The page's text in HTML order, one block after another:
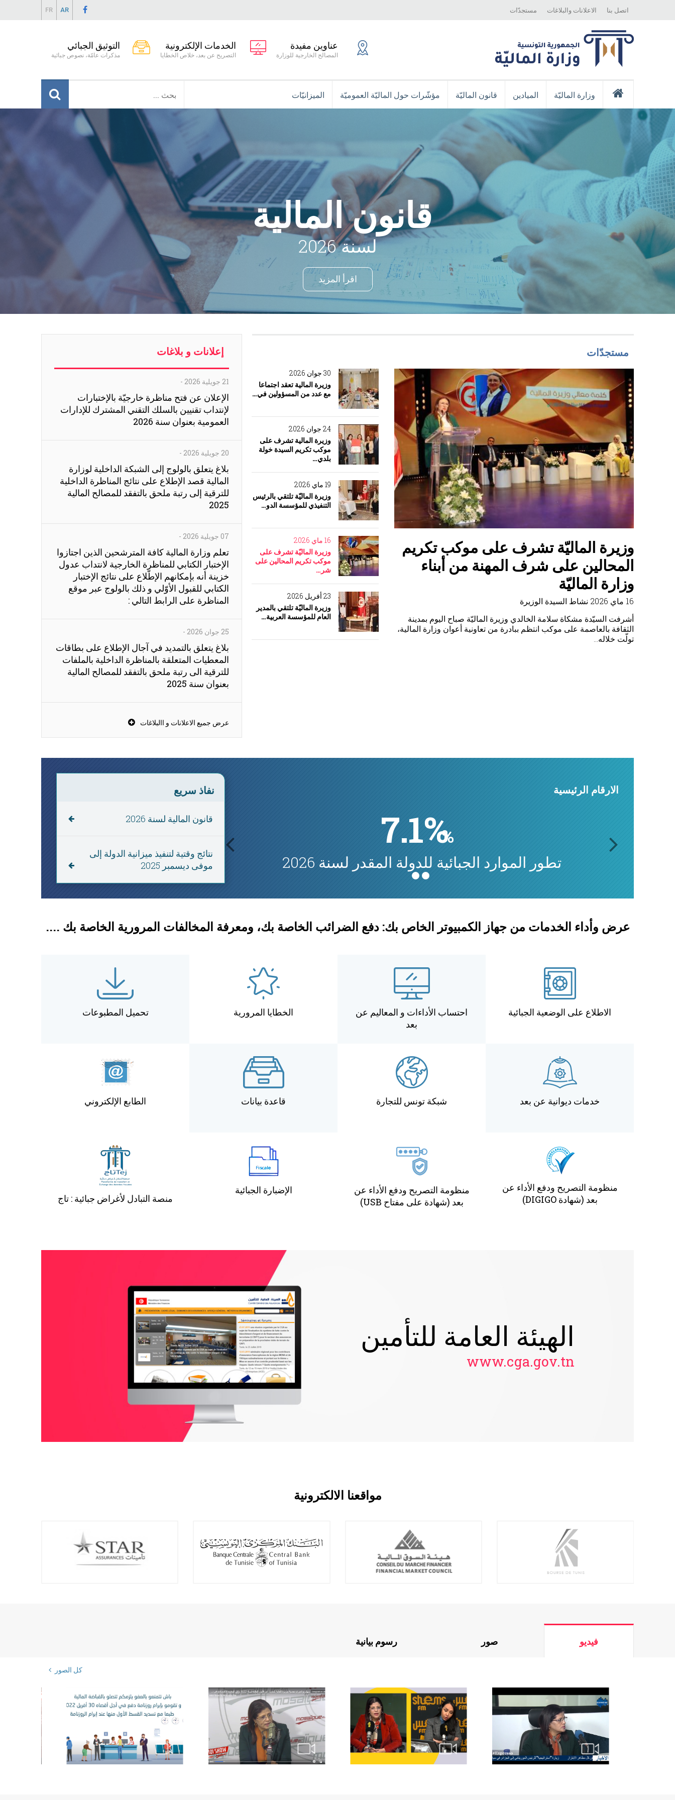
Menu
اتصل بنا الاعلانات والبلاغات مستجدّات FR AR
عناوين مفيدة
المصالح الخارجية للوزارة
الخدمات الإلكترونية
التصريح عن بعد، خلاص الخطايا
التوثيق الجبائي
مذكرات عامّة، نصوص جبائية
Principale
إستقبال
وزارة الماليّة الميادين قانون الماليّة مؤشّرات حول الماليّة العموميّة الميزانيّات
قانون المالية
لسنة 2026
اقرأ المزيد
إعلانات و بلاغات
21 جويلية 2026 -
الإعلان عن فتح مناظرة خارجيّة بالإختبارات
لإنتداب تقنيين بالسلك التقني المشترك للإدارات
العمومية بعنوان سنة 2026
20 جويلية 2026 -
بلاغ يتعلق بالولوج إلى الشبكة الداخلية لوزارة
المالية قصد الإطلاع على نتائج المناظرة الداخلية
للترقية إلى رتبة ملحق بالتفقد للمصالح المالية
2025
07 جويلية 2026 -
تعلم وزارة المالية كافة المترشحين الذين اجتازوا
الإختبار الكتابي للمناظرة الخارجية لانتداب عدول
خزينة أنه بإمكانهم الإطّلاع على نتائج الإختبار
الكتابي للقبول الأوّلي و ذلك بالولوج عبر موقع
المناظرة على الرابط التالي :
25 جوان 2026 -
بلاغ يتعلق بالتمديد في آجال الإطلاع على بطاقات
المعطيات المتعلقة بالمناظرة الداخلية بالملفات
للترقية الى رتبة ملحق بالتفقد للمصالح المالية
بعنوان سنة 2025
عرض جميع الاعلانات و االبلاغات
مستجدّات
30 جوان 2026
وزيرة المالية تعقد اجتماعا
مع عدد من المسؤولين في…
24 جوان 2026
وزيرة المالية تشرف على
موكب تكريم السيدة خولة
بلدي…
19 ماي 2026
وزيرة الماليّة تلتقي بالرئيس
التنفيذي للمؤسسة الدو…
16 ماي 2026
وزيرة الماليّة تشرف على
موكب تكريم المحالين على
شر…
23 أفريل 2026
وزيرة الماليّة تلتقي بالمدير
العام للمؤسسة العربية…
وزيرة الماليّة تلتقي بالمدير العام
للمؤسسة العربية لضمان الاستثمار
وائتمان الصادرات
23 أفريل 2026
نشاط السيدة الوزيرة
أفريل 2026 بمقرّ الوزارة بالسيّد راشد أحمد هارون المدير العام
"للمؤسّسة…
الارقام الرئيسية
79624
ميزانية الدولة المقدرة لسنة 2026
7.1%
%
تطور الموارد الجبائية للدولة المقدر لسنة 2026
نفاذ سريع
قانون المالية لسنة 2026
نتائج وقتية لتنفيذ ميزانية الدولة إلى
موفى ديسمبر 2025
عرض وأداء الخدمات من جهاز الكمبيوتر الخاص بك: دفع الضرائب الخاصة بك، ومعرفة المخالفات المرورية الخاصة بك ....
الاطلاع على الوضعية الجبائية
احتساب الأداءات و المعاليم عن
بعد
الخطايا المرورية تحميل المطبوعات
خدمات ديوانية عن بعد شبكة تونس للتجارة قاعدة بيانات الطابع الإلكتروني
منظومة التصريح ودفع الأداء عن
بعد (شهادة DIGIGO)
منظومة التصريح ودفع الأداء عن
بعد (شهادة على مفتاح USB)
الإضبارة الجبائية
منصة التبادل لأغراض جبائية : تاج
الهيئة العامة للتأمين
www.cga.gov.tn
مواقعنا الالكترونية
فيديو صور
كل الصور
رسوم بيانية